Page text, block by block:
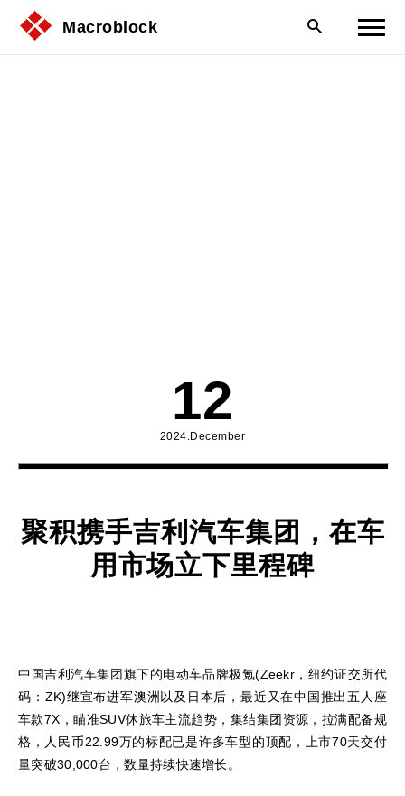
Macroblock
12
2024.December
聚积携手吉利汽车集团，在车
用市场立下里程碑
中国吉利汽车集团旗下的电动车品牌极氪(Zeekr，纽约证交所代
码：ZK)继宣布进军澳洲以及日本后，最近又在中国推出五人座
车款7X，瞄准SUV休旅车主流趋势，集结集团资源，拉满配备规
格，人民币22.99万的标配已是许多车型的顶配，上市70天交付
量突破30,000台，数量持续快速增长。